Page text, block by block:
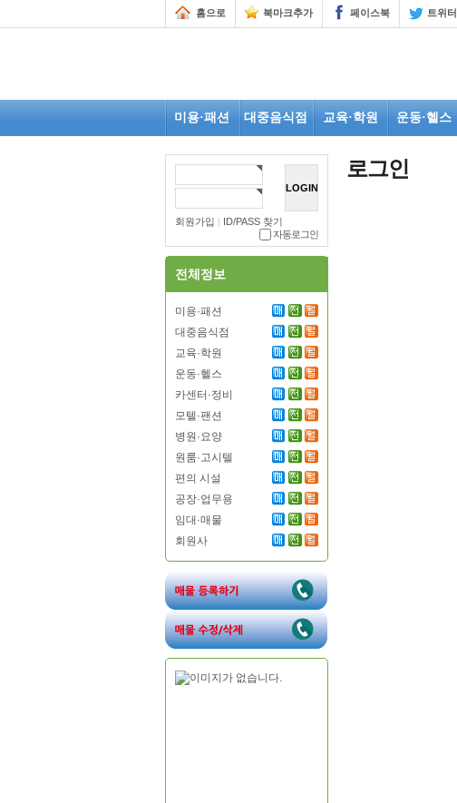
홈으로 북마크추가 페이스북 트위터
미용·패션 대중음식점 교육·학원 운동·헬스
회원가입 | ID/PASS 찾기
자동로그인
전체정보
미용·패션
대중음식점
교육·학원
운동·헬스
카센터·정비
모텔·팬션
병원·요양
원룸·고시텔
편의 시설
공장·업무용
임대·매물
회원사
로그인